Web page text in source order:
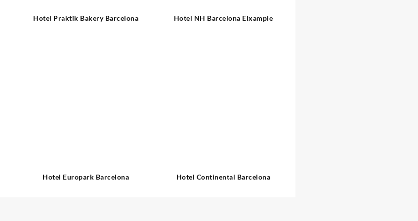
Hotel Praktik Bakery Barcelona Hotel NH Barcelona Eixample
Hotel Europark Barcelona Hotel Continental Barcelona